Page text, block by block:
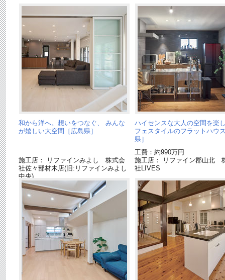
和から洋へ。想いをつなぐ、 みんな
が嬉しい大空間［広島県］
施工店： リファインみよし 株式会
社佐々部材木店(旧:リファインみよし
中央)
ハイセンスな大人の空間を楽
フェスタイルのフラットハウ
県］
工費：約990万円
施工店： リファイン郡山北
社LIVES